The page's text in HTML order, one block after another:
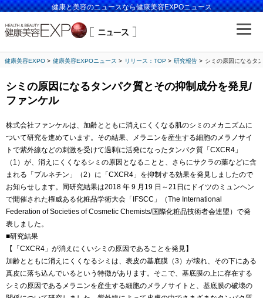
健康と美容のニュースなら健康美容EXPOニュース
健康美容EXPO 健康美容EXPOニュース リリース：TOP 研究報告 シミの原因になるタ
シミの原因になるタンパク質とその抑制成分を発見/
ファンケル
株式会社ファンケルは、加齢とともに消えにくくなる肌のシミのメカニズムに
ついて研究を進めています。その結果、メラニンを産生する細胞のメラノサイ
トで紫外線などの刺激を受けて過剰に活発になったタンパク質「CXCR4」
（1）が、消えにくくなるシミの原因となることと、さらにサクラの葉などに含
まれる「プルネチン」（2）に「CXCR4」を抑制する効果を発見しましたので
お知らせします。同研究結果は2018 年 9 月19 日～21日にドイツのミュンヘン
で開催された権威ある化粧品学術大会「IFSCC」（The International
Federation of Societies of Cosmetic Chemists/国際化粧品技術者会連盟）で発
表しました。
■研究結果
【「CXCR4」が消えにくいシミの原因であることを発見】
加齢とともに消えにくくなるシミは、表皮の基底膜（3）が壊れ、その下にある
真皮に落ち込んでいるという特徴があります。そこで、基底膜の上に存在する
シミの原因であるメラニンを産生する細胞のメラノサイトと、基底膜の破壊の